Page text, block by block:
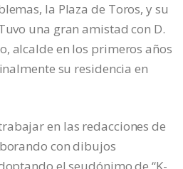
la Plaza de Toros, y su
una gran amistad con D.
alcalde en los primeros años
su residencia en
en las redacciones de
con dibujos